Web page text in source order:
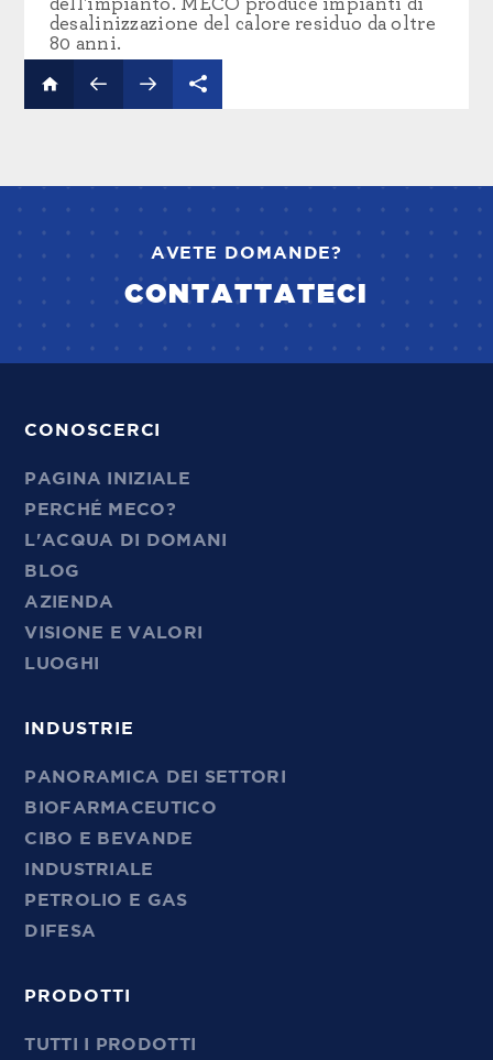
dell'impianto. MECO produce impianti di
desalinizzazione del calore residuo da oltre
80 anni.
AVETE DOMANDE?
CONTATTATECI
CONOSCERCI
PAGINA INIZIALE
PERCHÉ MECO?
L'ACQUA DI DOMANI
BLOG
AZIENDA
VISIONE E VALORI
LUOGHI
INDUSTRIE
PANORAMICA DEI SETTORI
BIOFARMACEUTICO
CIBO E BEVANDE
INDUSTRIALE
PETROLIO E GAS
DIFESA
PRODOTTI
TUTTI I PRODOTTI